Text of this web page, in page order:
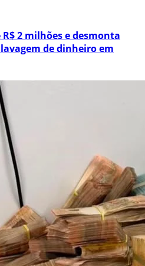
2 milhões e desmonta
de dinheiro em